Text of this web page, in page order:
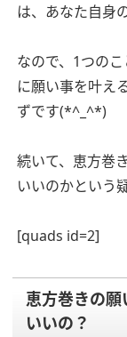
は、あなた自身
なので、1つの
に願い事を叶え
ずです(*^_^*)
続いて、恵方巻
いいのかという
[quads id=2]
恵方巻きの願
いいの？